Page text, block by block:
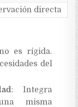
directa
es rígida.
del
: Integra
misma